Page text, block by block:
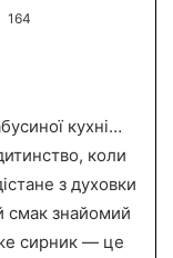
164
кухні…
коли
з духовки
смак знайомий
сирник — це